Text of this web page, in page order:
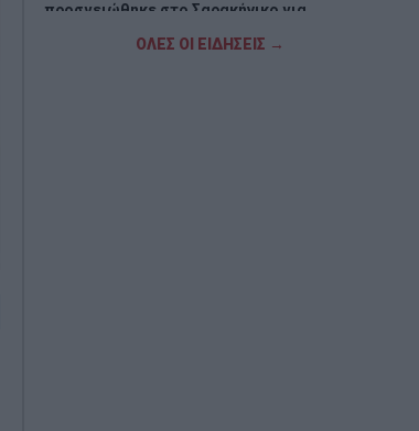
προσγειώθηκε στο Σαρακήνικο για…
ΟΛΕΣ ΟΙ ΕΙΔΗΣΕΙΣ →